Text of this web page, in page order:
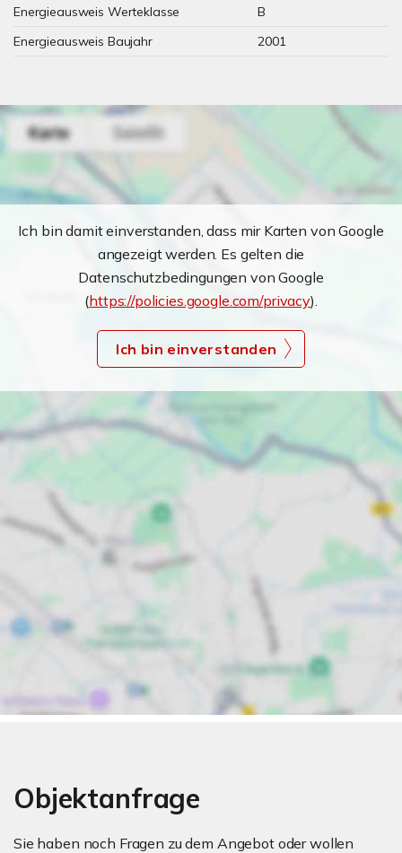
Energieausweis Werteklasse
B
Energieausweis Baujahr
2001
Ich bin damit einverstanden, dass mir Karten von Google
angezeigt werden. Es gelten die
Datenschutzbedingungen von Google
(https://policies.google.com/privacy).
Ich bin einverstanden
Objektanfrage
Sie haben noch Fragen zu dem Angebot oder wollen